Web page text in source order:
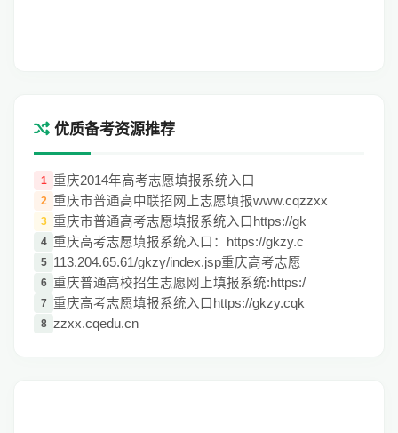
优质备考资源推荐
1 重庆2014年高考志愿填报系统入口
2 重庆市普通高中联招网上志愿填报www.cqzzxx
3 重庆市普通高考志愿填报系统入口https://gk
4 重庆高考志愿填报系统入口：https://gkzy.c
5 113.204.65.61/gkzy/index.jsp重庆高考志愿
6 重庆普通高校招生志愿网上填报系统:https:/
7 重庆高考志愿填报系统入口https://gkzy.cqk
8 zzxx.cqedu.cn